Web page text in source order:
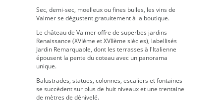
Sec, demi-sec, moelleux ou fines bulles, les vins de
Valmer se dégustent gratuitement à la boutique.
Le château de Valmer offre de superbes jardins
Renaissance (XVIème et XVIIème siècles), labellisés
Jardin Remarquable, dont les terrasses à l'Italienne
épousent la pente du coteau avec un panorama
unique.
Balustrades, statues, colonnes, escaliers et fontaines
se succèdent sur plus de huit niveaux et une trentaine
de mètres de dénivelé.